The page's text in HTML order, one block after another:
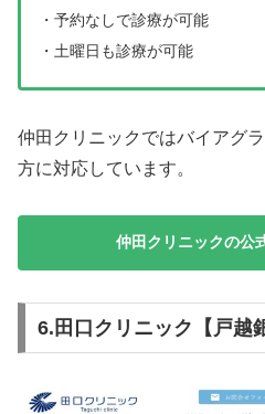
・予約なしで診療が可能
・土曜日も診療が可能
仲田クリニックではバイアグ
方に対応しています。
仲田クリニックの公
6.田口クリニック【戸越